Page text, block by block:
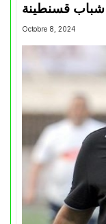
شباب قسنطينة
Octobre 8, 2024